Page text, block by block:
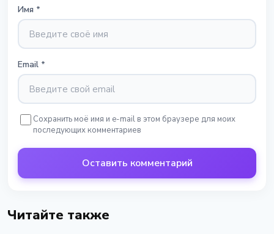
Имя *
Email *
Сохранить моё имя и e-mail в этом браузере для моих
последующих комментариев
Оставить комментарий
Читайте также